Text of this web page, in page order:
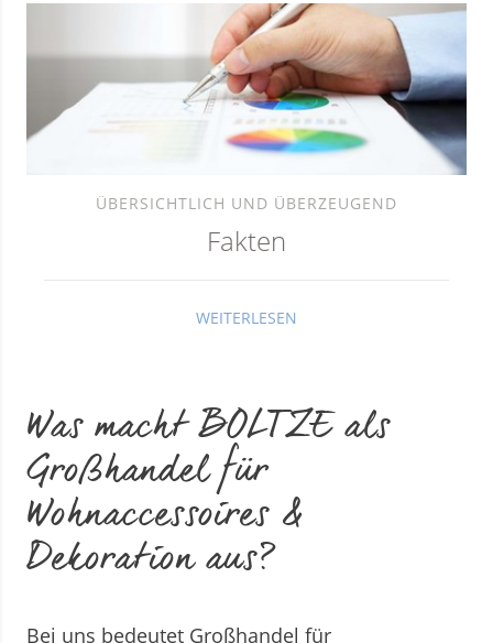
ÜBERSICHTLICH UND ÜBERZEUGEND
Fakten
WEITERLESEN
Was macht BOLTZE als
Großhandel für
Wohnaccessoires &
Dekoration aus?
Bei uns bedeutet Großhandel für